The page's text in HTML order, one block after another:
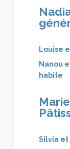
Louise
Nanou
habite
Silvia